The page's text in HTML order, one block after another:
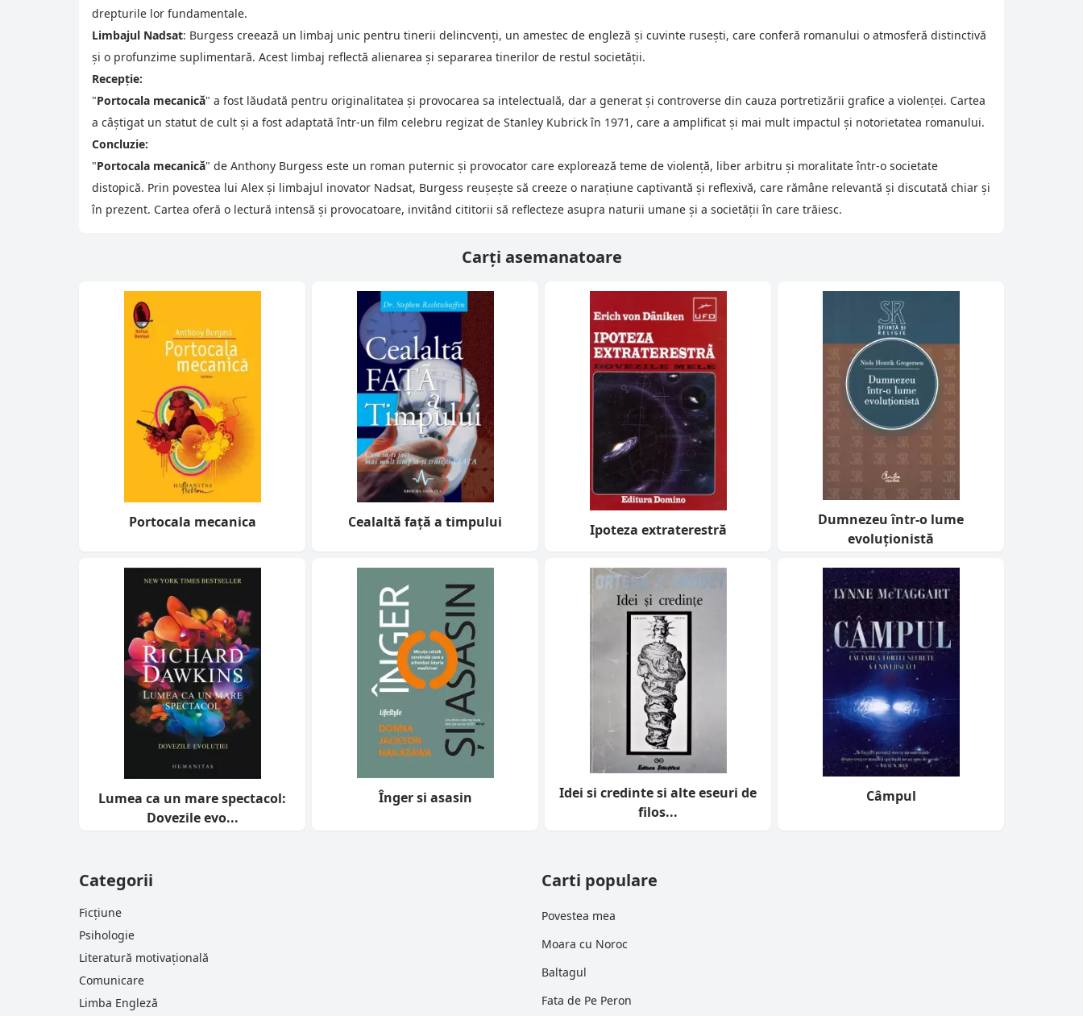
drepturile lor fundamentale.
Limbajul Nadsat: Burgess creează un limbaj unic pentru tinerii delincvenți, un amestec de engleză și cuvinte rusești, care conferă romanului o atmosferă distinctivă
și o profunzime suplimentară. Acest limbaj reflectă alienarea și separarea tinerilor de restul societății.
Recepție:
"Portocala mecanică" a fost lăudată pentru originalitatea și provocarea sa intelectuală, dar a generat și controverse din cauza portretizării grafice a violenței. Cartea
a câștigat un statut de cult și a fost adaptată într-un film celebru regizat de Stanley Kubrick în 1971, care a amplificat și mai mult impactul și notorietatea romanului.
Concluzie:
"Portocala mecanică" de Anthony Burgess este un roman puternic și provocator care explorează teme de violență, liber arbitru și moralitate într-o societate
distopică. Prin povestea lui Alex și limbajul inovator Nadsat, Burgess reușește să creeze o narațiune captivantă și reflexivă, care rămâne relevantă și discutată chiar și
în prezent. Cartea oferă o lectură intensă și provocatoare, invitând cititorii să reflecteze asupra naturii umane și a societății în care trăiesc.
Carți asemanatoare
Portocala mecanica Cealaltă față a timpului Ipoteza extraterestră
Dumnezeu într-o lume
evoluționistă
Lumea ca un mare spectacol:
Dovezile evo...
Înger si asasin
Idei si credinte si alte eseuri de
filos...
Câmpul
Categorii
Ficțiune
Psihologie
Literatură motivațională
Comunicare
Limba Engleză
Carti populare
Povestea mea
Moara cu Noroc
Baltagul
Fata de Pe Peron